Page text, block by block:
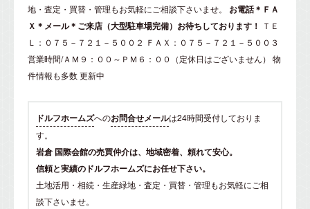
地・査定・買替・管理もお気軽にご相談下さいませ。 お電話＊ＦＡ
Ｘ＊メール＊ご来店（大型駐車場完備）お待ちしております！
ＴＥ
Ｌ：０７５－７２１－５００２ ＦＡＸ：０７５－７２１－５００３
営業時間/ＡＭ９：００～ＰＭ６：００（定休日はございません） 物
件情報も多数 更新中
ドルフホームズへのお問合せメールは24時間受付しておりま
す。
岩倉 国際会館の売買仲介は、地域密着、頼れて安心。
信頼と実績のドルフホームズにお任せ下さい。
土地活用・相続・生産緑地・査定・買替・管理もお気軽にご相
談下さいませ。